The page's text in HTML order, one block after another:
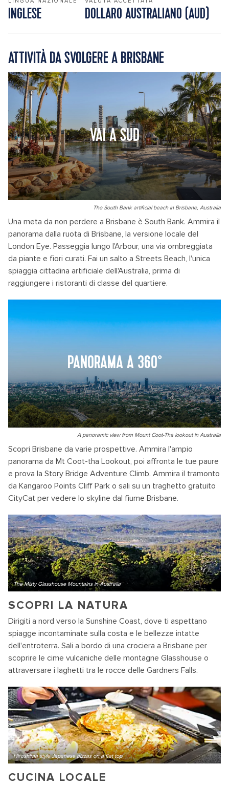
INGLESE DOLLARO AUSTRALIANO (AUD)
ATTIVITÀ DA SVOLGERE A BRISBANE
VAI A SUD
The South Bank artificial beach in Brisbane, Australia
Una meta da non perdere a Brisbane è South Bank. Ammira il
panorama dalla ruota di Brisbane, la versione locale del
London Eye. Passeggia lungo l'Arbour, una via ombreggiata
da piante e fiori curati. Fai un salto a Streets Beach, l'unica
spiaggia cittadina artificiale dell'Australia, prima di
raggiungere i ristoranti di classe del quartiere.
PANORAMA A 360°
A panoramic view from Mount Coot-Tha lookout in Australia
Scopri Brisbane da varie prospettive. Ammira l'ampio
panorama da Mt Coot-tha Lookout, poi affronta le tue paure
e prova la Story Bridge Adventure Climb. Ammira il tramonto
da Kangaroo Points Cliff Park o sali su un traghetto gratuito
CityCat per vedere lo skyline dal fiume Brisbane.
The Misty Glasshouse Mountains in Australia
SCOPRI LA NATURA
Dirigiti a nord verso la Sunshine Coast, dove ti aspettano
spiagge incontaminate sulla costa e le bellezze intatte
dell'entroterra. Sali a bordo di una crociera a Brisbane per
scoprire le cime vulcaniche delle montagne Glasshouse o
attraversare i laghetti tra le rocce delle Gardners Falls.
Hiroshima style Japanese pizzas on a flat top
CUCINA LOCALE